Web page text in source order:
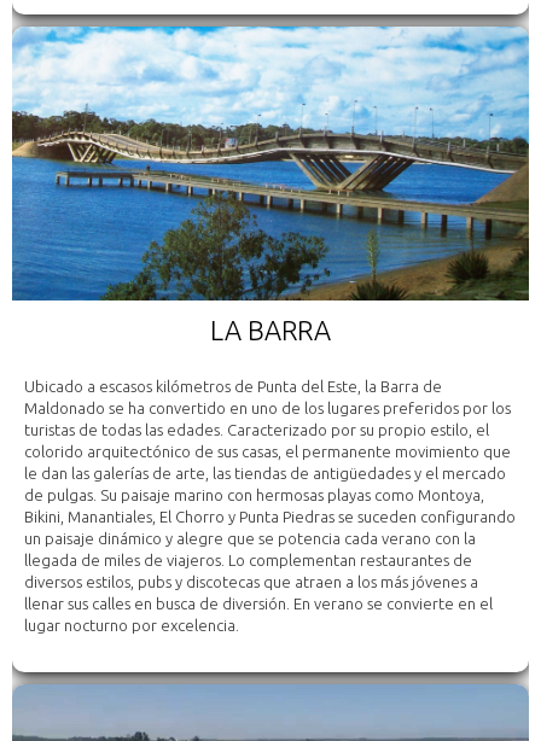
LA BARRA
Ubicado a escasos kilómetros de Punta del Este, la Barra de
Maldonado se ha convertido en uno de los lugares preferidos por los
turistas de todas las edades. Caracterizado por su propio estilo, el
colorido arquitectónico de sus casas, el permanente movimiento que
le dan las galerías de arte, las tiendas de antigüedades y el mercado
de pulgas. Su paisaje marino con hermosas playas como Montoya,
Bikini, Manantiales, El Chorro y Punta Piedras se suceden configurando
un paisaje dinámico y alegre que se potencia cada verano con la
llegada de miles de viajeros. Lo complementan restaurantes de
diversos estilos, pubs y discotecas que atraen a los más jóvenes a
llenar sus calles en busca de diversión. En verano se convierte en el
lugar nocturno por excelencia.